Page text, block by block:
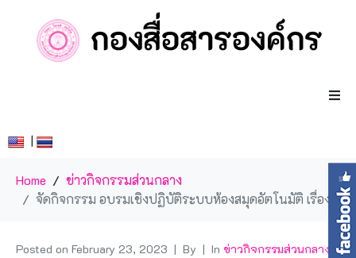
|
Home
ข่าวกิจกรรมส่วนกลาง
จัดกิจกรรม อบรมเชิงปฏิบัติระบบห้องสมุดอัตโนมัติ เรื่อง “ระบบงานสืบค้นทรัพยากรสารสนเทศ (OPAC) และการออกรายงาน (Report)” ผ่านระบบออนไลน์
Posted on February 23, 2023 By In ข่าวกิจกรรมส่วนกลาง